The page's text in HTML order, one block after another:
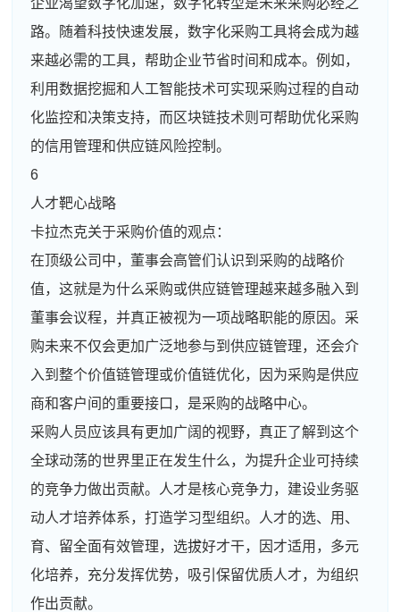
企业渴望数字化加速，数字化转型是未来采购必经之
路。随着科技快速发展，数字化采购工具将会成为越
来越必需的工具，帮助企业节省时间和成本。例如，
利用数据挖掘和人工智能技术可实现采购过程的自动
化监控和决策支持，而区块链技术则可帮助优化采购
的信用管理和供应链风险控制。
6
人才靶心战略
卡拉杰克关于采购价值的观点：
在顶级公司中，董事会高管们认识到采购的战略价
值，这就是为什么采购或供应链管理越来越多融入到
董事会议程，并真正被视为一项战略职能的原因。采
购未来不仅会更加广泛地参与到供应链管理，还会介
入到整个价值链管理或价值链优化，因为采购是供应
商和客户间的重要接口，是采购的战略中心。
采购人员应该具有更加广阔的视野，真正了解到这个
全球动荡的世界里正在发生什么，为提升企业可持续
的竞争力做出贡献。人才是核心竞争力，建设业务驱
动人才培养体系，打造学习型组织。人才的选、用、
育、留全面有效管理，选拔好才干，因才适用，多元
化培养，充分发挥优势，吸引保留优质人才，为组织
作出贡献。